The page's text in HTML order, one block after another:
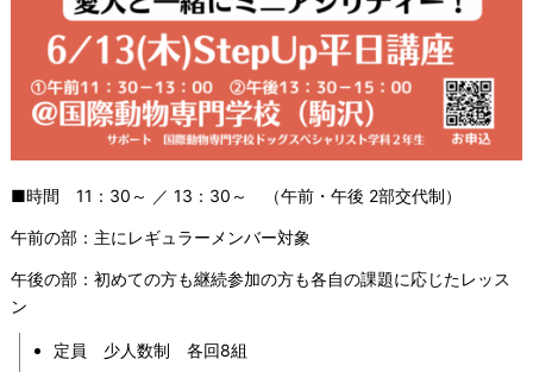
■時間 11：30～ ／ 13：30～ （午前・午後 2部交代制）
午前の部：主にレギュラーメンバー対象
午後の部：初めての方も継続参加の方も各自の課題に応じたレッス
ン
定員 少人数制 各回8組